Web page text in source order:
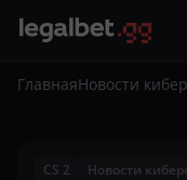
ГлавнаяНовости
CS 2 Новости